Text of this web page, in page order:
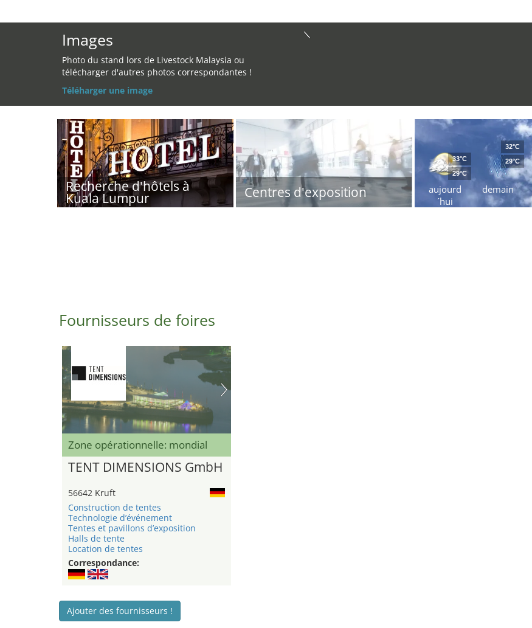
Images
Photo du stand lors de Livestock Malaysia ou
télécharger d'autres photos correspondantes !
Téléharger une image
Recherche d'hôtels à
Kuala Lumpur Centres d'exposition
aujourd
´hui
33°C
29°C
demain
32°C
29°C
Fournisseurs de foires
Zone opérationnelle: mondial
TENT DIMENSIONS GmbH
56642 Kruft
Construction de tentes
Technologie d’événement
Tentes et pavillons d’exposition
Halls de tente
Location de tentes
Correspondance:
Ajouter des fournisseurs !